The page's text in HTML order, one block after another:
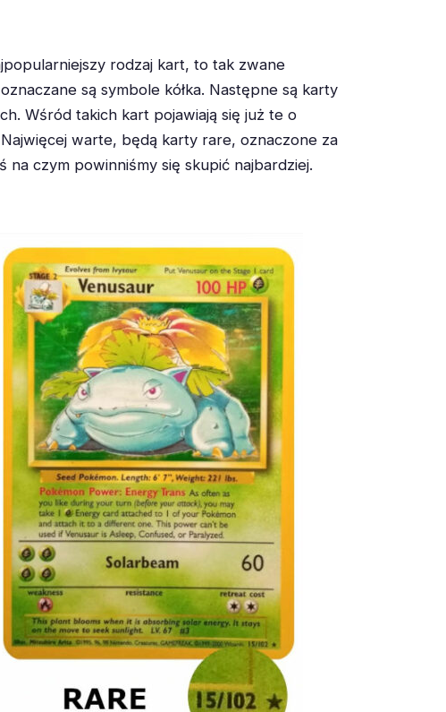
rodzaj kart, to tak zwane
są symbole kółka. Następne są karty
Wśród takich kart pojawiają się już te o
warte, będą karty rare, oznaczone za
czym powinniśmy się skupić najbardziej.